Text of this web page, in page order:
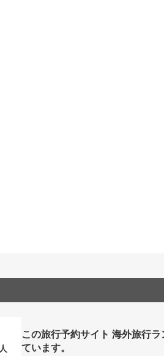
人
この旅行予約サイト 海外旅行
ています。